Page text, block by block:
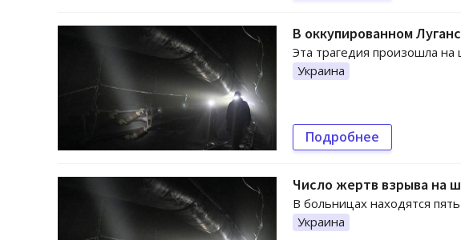
В оккупированном
Эта трагедия произошла
Украина
Подробнее
Число жертв взрыва на
В больницах находятся
Украина